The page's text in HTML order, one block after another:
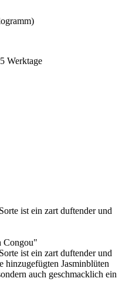
Werktage
ist ein zart duftender und
Congou"
ist ein zart duftender und
hinzugefügten Jasminblüten
auch geschmacklich ein